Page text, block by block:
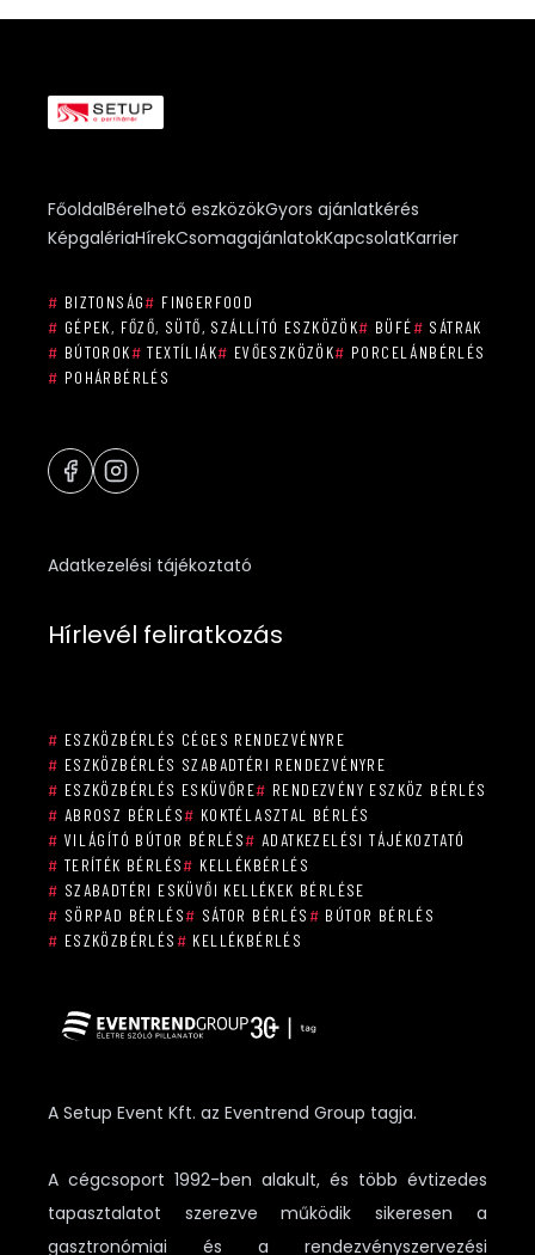
FőoldalBérelhető eszközökGyors ajánlatkérés
KépgalériaHírekCsomagajánlatokKapcsolatKarrier
# BIZTONSÁG# FINGERFOOD
# GÉPEK, FŐZŐ, SÜTŐ, SZÁLLÍTÓ ESZKÖZÖK# BÜFÉ# SÁTRAK
# BÚTOROK# TEXTÍLIÁK# EVŐESZKÖZÖK# PORCELÁNBÉRLÉS
# POHÁRBÉRLÉS
Adatkezelési tájékoztató
Hírlevél feliratkozás
# ESZKÖZBÉRLÉS CÉGES RENDEZVÉNYRE
# ESZKÖZBÉRLÉS SZABADTÉRI RENDEZVÉNYRE
# ESZKÖZBÉRLÉS ESKÜVŐRE# RENDEZVÉNY ESZKÖZ BÉRLÉS
# ABROSZ BÉRLÉS# KOKTÉLASZTAL BÉRLÉS
# VILÁGÍTÓ BÚTOR BÉRLÉS# ADATKEZELÉSI TÁJÉKOZTATÓ
# TERÍTÉK BÉRLÉS# KELLÉKBÉRLÉS
# SZABADTÉRI ESKÜVŐI KELLÉKEK BÉRLÉSE
# SÖRPAD BÉRLÉS# SÁTOR BÉRLÉS# BÚTOR BÉRLÉS
# ESZKÖZBÉRLÉS# KELLÉKBÉRLÉS
A Setup Event Kft. az Eventrend Group tagja.
A cégcsoport 1992-ben alakult, és több évtizedes
tapasztalatot szerezve működik sikeresen a
gasztronómiai és a rendezvényszervezési